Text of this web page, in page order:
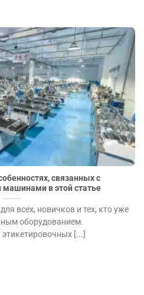
связанных с
в этой статье
всех, новичков и тех, кто уже
оборудованием.
[...]